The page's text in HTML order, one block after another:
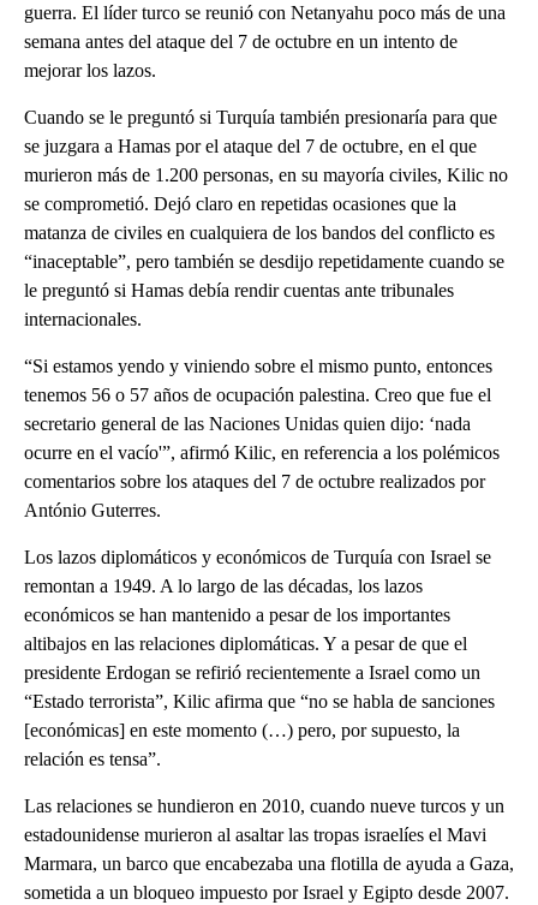
guerra. El líder turco se reunió con Netanyahu poco más de una
semana antes del ataque del 7 de octubre en un intento de
mejorar los lazos.
Cuando se le preguntó si Turquía también presionaría para que
se juzgara a Hamas por el ataque del 7 de octubre, en el que
murieron más de 1.200 personas, en su mayoría civiles, Kilic no
se comprometió. Dejó claro en repetidas ocasiones que la
matanza de civiles en cualquiera de los bandos del conflicto es
“inaceptable”, pero también se desdijo repetidamente cuando se
le preguntó si Hamas debía rendir cuentas ante tribunales
internacionales.
“Si estamos yendo y viniendo sobre el mismo punto, entonces
tenemos 56 o 57 años de ocupación palestina. Creo que fue el
secretario general de las Naciones Unidas quien dijo: ‘nada
ocurre en el vacío'”, afirmó Kilic, en referencia a los polémicos
comentarios sobre los ataques del 7 de octubre realizados por
António Guterres.
Los lazos diplomáticos y económicos de Turquía con Israel se
remontan a 1949. A lo largo de las décadas, los lazos
económicos se han mantenido a pesar de los importantes
altibajos en las relaciones diplomáticas. Y a pesar de que el
presidente Erdogan se refirió recientemente a Israel como un
“Estado terrorista”, Kilic afirma que “no se habla de sanciones
[económicas] en este momento (…) pero, por supuesto, la
relación es tensa”.
Las relaciones se hundieron en 2010, cuando nueve turcos y un
estadounidense murieron al asaltar las tropas israelíes el Mavi
Marmara, un barco que encabezaba una flotilla de ayuda a Gaza,
sometida a un bloqueo impuesto por Israel y Egipto desde 2007.